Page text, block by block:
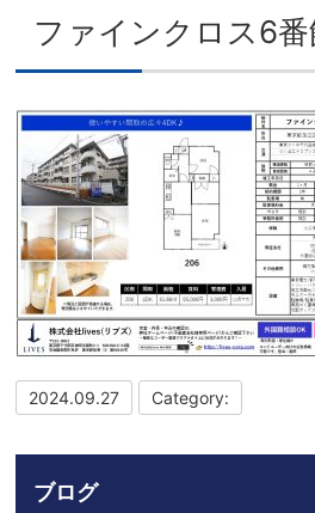
ファインクロス6
2024.09.27 Category:
ブログ